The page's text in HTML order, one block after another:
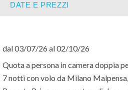
servizi privati, due letti matrimoniali
occupanti), aria condizionata,
balcone o veranda e connessione
sicurezza in reception. Disponibili
DATE E PREZZI
dal 03/07/26 al 02/10/26
Quota a persona in camera doppia
7 notti con volo da Milano